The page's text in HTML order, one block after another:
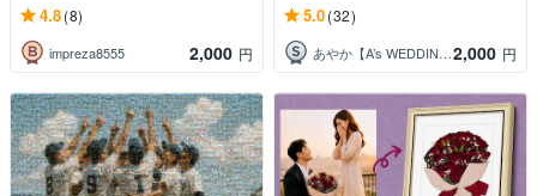
4.8(8)
impreza8555 2,000 円
5.0(32)
あやか【A’s WEDDING】 2,000 円